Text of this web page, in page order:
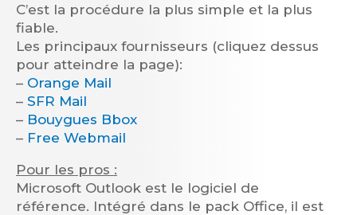
C’est la procédure la plus simple et la plus
fiable.
Les principaux fournisseurs (cliquez dessus
pour atteindre la page):
– Orange Mail
– SFR Mail
– Bouygues Bbox
– Free Webmail
Pour les pros :
Microsoft Outlook est le logiciel de
référence. Intégré dans le pack Office, il est